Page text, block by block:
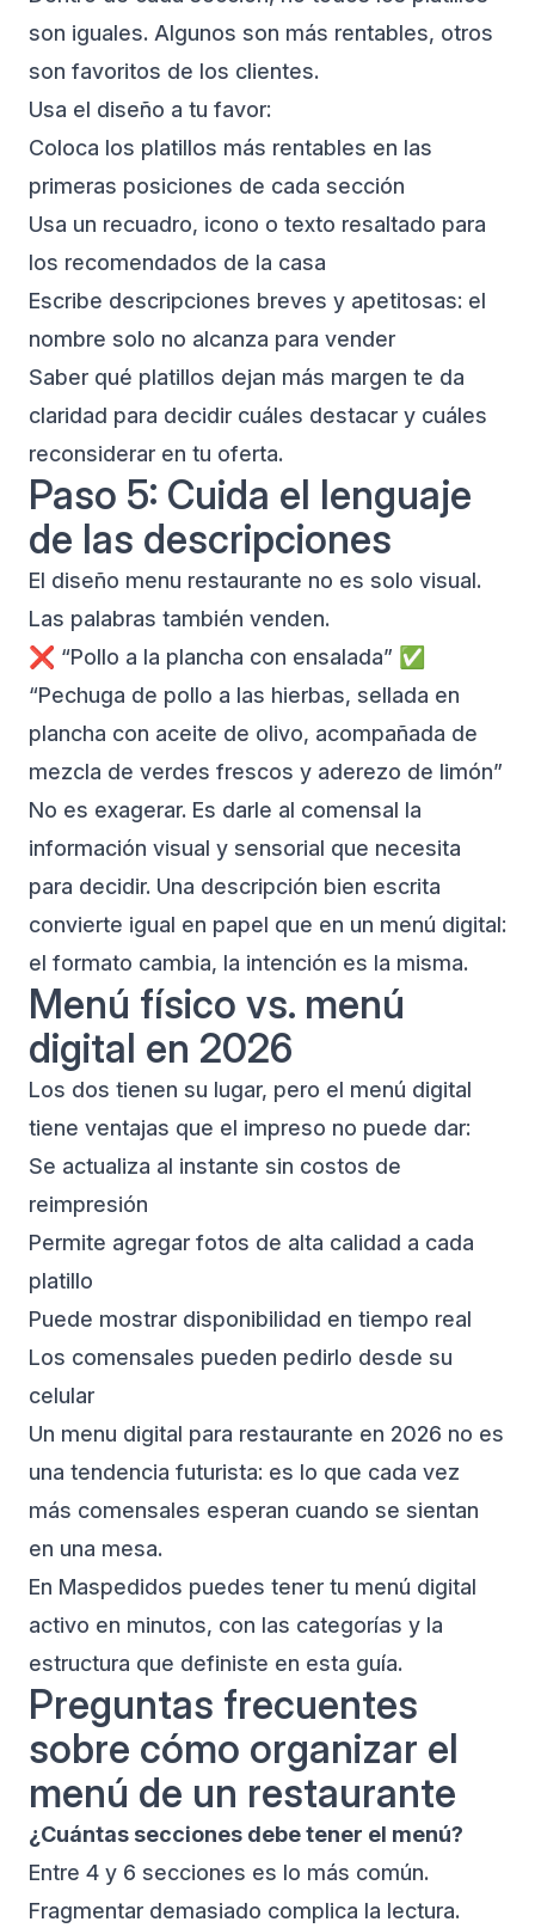
son iguales. Algunos son más rentables, otros
son favoritos de los clientes.
Usa el diseño a tu favor:
Coloca los platillos más rentables en las
primeras posiciones de cada sección
Usa un recuadro, icono o texto resaltado para
los recomendados de la casa
Escribe descripciones breves y apetitosas: el
nombre solo no alcanza para vender
Saber qué platillos dejan más margen te da
claridad para decidir cuáles destacar y cuáles
reconsiderar en tu oferta.
Paso 5: Cuida el lenguaje
de las descripciones
El diseño menu restaurante no es solo visual.
Las palabras también venden.
❌ “Pollo a la plancha con ensalada” ✅
“Pechuga de pollo a las hierbas, sellada en
plancha con aceite de olivo, acompañada de
mezcla de verdes frescos y aderezo de limón”
No es exagerar. Es darle al comensal la
información visual y sensorial que necesita
para decidir. Una descripción bien escrita
convierte igual en papel que en un menú digital:
el formato cambia, la intención es la misma.
Menú físico vs. menú
digital en 2026
Los dos tienen su lugar, pero el menú digital
tiene ventajas que el impreso no puede dar:
Se actualiza al instante sin costos de
reimpresión
Permite agregar fotos de alta calidad a cada
platillo
Puede mostrar disponibilidad en tiempo real
Los comensales pueden pedirlo desde su
celular
Un menu digital para restaurante en 2026 no es
una tendencia futurista: es lo que cada vez
más comensales esperan cuando se sientan
en una mesa.
En Maspedidos puedes tener tu menú digital
activo en minutos, con las categorías y la
estructura que definiste en esta guía.
Preguntas frecuentes
sobre cómo organizar el
menú de un restaurante
¿Cuántas secciones debe tener el menú?
Entre 4 y 6 secciones es lo más común.
Fragmentar demasiado complica la lectura.